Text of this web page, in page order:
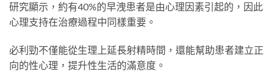
研究顯示，約有40%的早洩患者是由心理因素引起的，因此
心理支持在治療過程中同樣重要。
必利勁不僅能從生理上延長射精時間，還能幫助患者建立正
向的性心理，提升性生活的滿意度。